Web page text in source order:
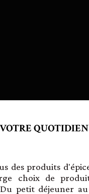
des produits
choix de
petit déjeuner